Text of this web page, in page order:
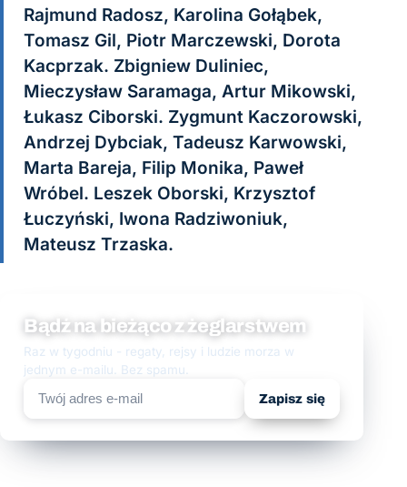
Rajmund Radosz, Karolina Gołąbek,
Tomasz Gil, Piotr Marczewski, Dorota
Kacprzak. Zbigniew Duliniec,
Mieczysław Saramaga, Artur Mikowski,
Łukasz Ciborski. Zygmunt Kaczorowski,
Andrzej Dybciak, Tadeusz Karwowski,
Marta Bareja, Filip Monika, Paweł
Wróbel. Leszek Oborski, Krzysztof
Łuczyński, Iwona Radziwoniuk,
Mateusz Trzaska.
Bądź na bieżąco z żeglarstwem
Raz w tygodniu - regaty, rejsy i ludzie morza w
jednym e-mailu. Bez spamu.
Zapisz się